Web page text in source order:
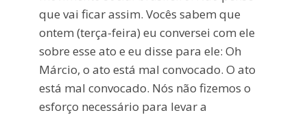
que vai ficar assim. Vocês sabem que
ontem (terça-feira) eu conversei com ele
sobre esse ato e eu disse para ele: Oh
Márcio, o ato está mal convocado. O ato
está mal convocado. Nós não fizemos o
esforço necessário para levar a